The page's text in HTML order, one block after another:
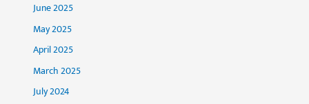
June 2025
May 2025
April 2025
March 2025
July 2024